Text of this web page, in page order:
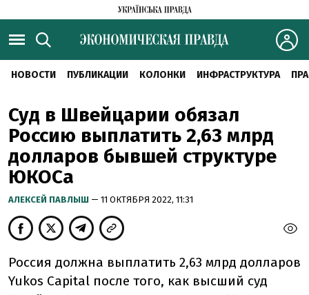
НОВОСТИ ПУБЛИКАЦИИ КОЛОНКИ ИНФРАСТРУКТУРА
Суд в Швейцарии обязал
Россию выплатить 2,63 млрд
долларов бывшей структуре
ЮКОСа
АЛЕКСЕЙ ПАВЛЫШ — 11 ОКТЯБРЯ 2022, 11:31
Россия должна выплатить 2,63 млрд долларов
Yukos Capital после того, как высший суд